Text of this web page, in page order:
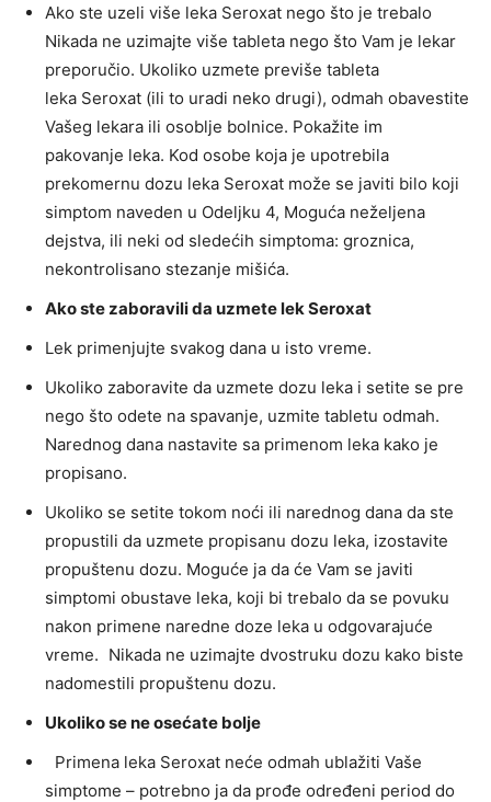
Ako ste uzeli više leka Seroxat nego što je trebalo
Nikada ne uzimajte više tableta nego što Vam je lekar
preporučio. Ukoliko uzmete previše tableta
leka Seroxat (ili to uradi neko drugi), odmah obavestite
Vašeg lekara ili osoblje bolnice. Pokažite im
pakovanje leka. Kod osobe koja je upotrebila
prekomernu dozu leka Seroxat može se javiti bilo koji
simptom naveden u Odeljku 4, Moguća neželjena
dejstva, ili neki od sledećih simptoma: groznica,
nekontrolisano stezanje mišića.
Ako ste zaboravili da uzmete lek Seroxat
Lek primenjujte svakog dana u isto vreme.
Ukoliko zaboravite da uzmete dozu leka i setite se pre
nego što odete na spavanje, uzmite tabletu odmah.
Narednog dana nastavite sa primenom leka kako je
propisano.
Ukoliko se setite tokom noći ili narednog dana da ste
propustili da uzmete propisanu dozu leka, izostavite
propuštenu dozu. Moguće ja da će Vam se javiti
simptomi obustave leka, koji bi trebalo da se povuku
nakon primene naredne doze leka u odgovarajuće
vreme. Nikada ne uzimajte dvostruku dozu kako biste
nadomestili propuštenu dozu.
Ukoliko se ne osećate bolje
Primena leka Seroxat neće odmah ublažiti Vaše
simptome – potrebno ja da prođe određeni period do